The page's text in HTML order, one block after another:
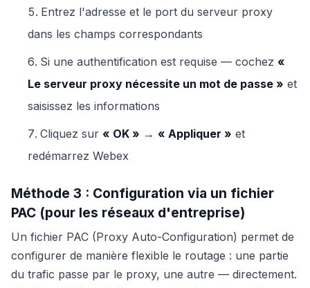
Entrez l'adresse et le port du serveur proxy
dans les champs correspondants
Si une authentification est requise — cochez «
Le serveur proxy nécessite un mot de passe » et
saisissez les informations
Cliquez sur « OK » → « Appliquer » et
redémarrez Webex
Méthode 3 : Configuration via un fichier
PAC (pour les réseaux d'entreprise)
Un fichier PAC (Proxy Auto-Configuration) permet de
configurer de manière flexible le routage : une partie
du trafic passe par le proxy, une autre — directement.